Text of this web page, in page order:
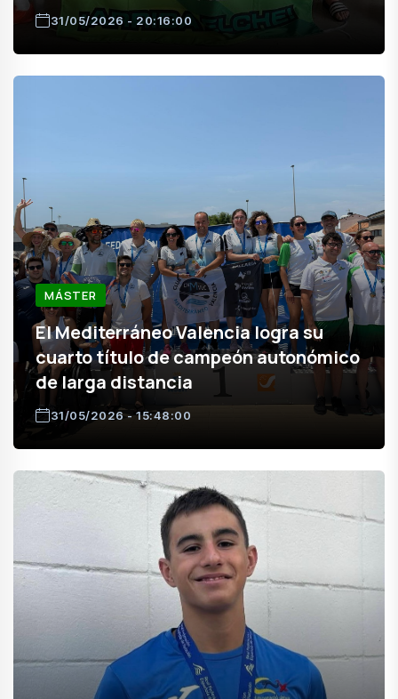
31/05/2026 - 20:16:00
MÁSTER
El Mediterráneo Valencia logra su
cuarto título de campeón autonómico
de larga distancia
31/05/2026 - 15:48:00